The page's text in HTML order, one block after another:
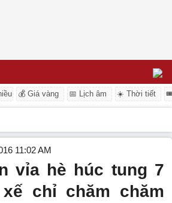
💰 Giá vàng 📅 Lịch âm ☀️ Thời tiết
11:02 AM
vỉa hè húc tung 7
chỉ chăm chăm